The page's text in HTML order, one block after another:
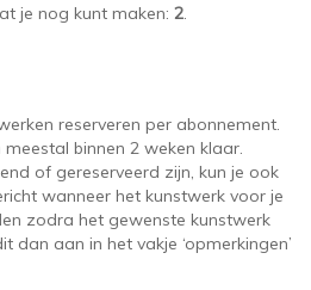
je nog kunt maken: 2.
reserveren per abonnement.
binnen 2 weken klaar.
of gereserveerd zijn, kun je ook
wanneer het kunstwerk voor je
zodra het gewenste kunstwerk
dan aan in het vakje ‘opmerkingen’